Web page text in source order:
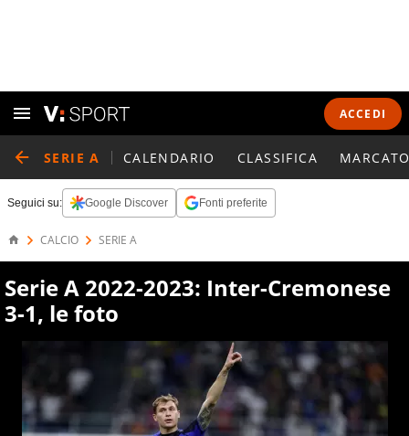
ACCEDI
SERIE A CALENDARIO CLASSIFICA
Seguici su: Google Discover Fonti preferite
CALCIO SERIE A
Serie A 2022-2023: Inter-Cremonese
3-1, le foto